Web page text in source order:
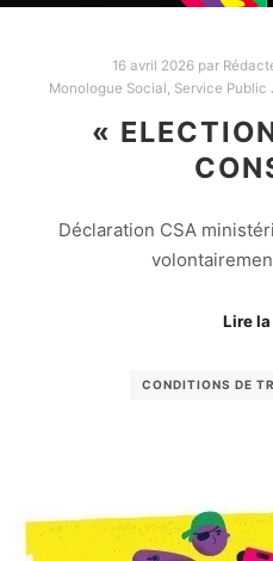
16 avril 2026 par
Monologue Social Service Public
«
Déclaration CSA
Lire
CONDITIONS DE